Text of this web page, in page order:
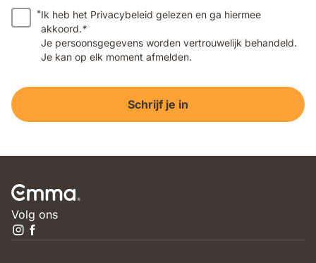
*Ik heb het Privacybeleid gelezen en ga hiermee
akkoord.*
Je persoonsgegevens worden vertrouwelijk behandeld.
Je kan op elk moment afmelden.
Schrijf je in
Volg ons